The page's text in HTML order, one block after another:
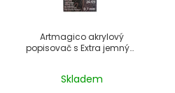
Artmagico akrylový
popisovač s Extra jemným
Skladem